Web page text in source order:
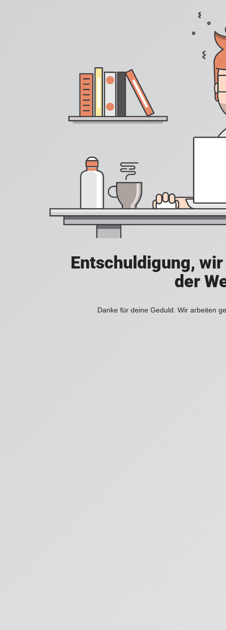
Entschuldigung,
der
Danke für deine Geduld. Wir arbeiten